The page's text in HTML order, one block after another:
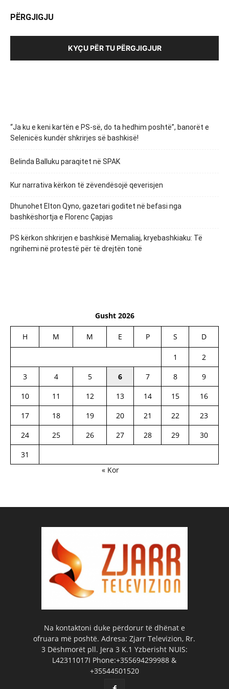
PËRGJIGJU
KYÇU PËR TU PËRGJIGJUR
“Ja ku e keni kartën e PS-së, do ta hedhim poshtë”, banorët e
Selenicës kundër shkrirjes së bashkisë!
Belinda Balluku paraqitet në SPAK
Kur narrativa kërkon të zëvendësojë qeverisjen
Dhunohet Elton Qyno, gazetari goditet në befasi nga
bashkëshortja e Florenc Çapjas
PS kërkon shkrirjen e bashkisë Memaliaj, kryebashkiaku: Të
ngrihemi në protestë për të drejtën tonë
Gusht 2026
H M M E P S D
1
2
3
4 5 6 7 8
9
10
11 12 13 14 15
16
17
18 19 20 21 22
23
24
25 26 27 28 29
30
31
« Kor
Na kontaktoni duke përdorur të dhënat e
ofruara më poshtë. Adresa: Zjarr Televizion, Rr.
3 Dëshmorët pll. Jera 3 K.1 Yzberisht NUIS:
L42311017I Phone:+355694299988 &
+35544501520